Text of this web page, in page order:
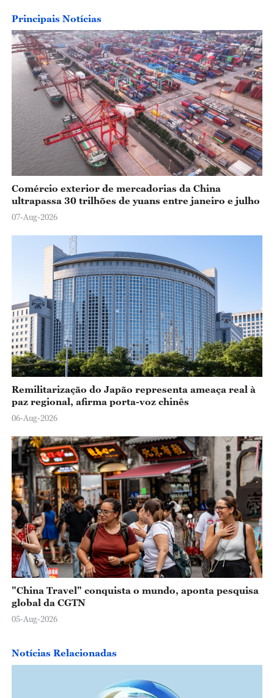
Principais Notícias
Comércio exterior de mercadorias da China
ultrapassa 30 trilhões de yuans entre janeiro e julho
07-Aug-2026
Remilitarização do Japão representa ameaça real à
paz regional, afirma porta-voz chinês
06-Aug-2026
"China Travel" conquista o mundo, aponta pesquisa
global da CGTN
05-Aug-2026
Notícias Relacionadas